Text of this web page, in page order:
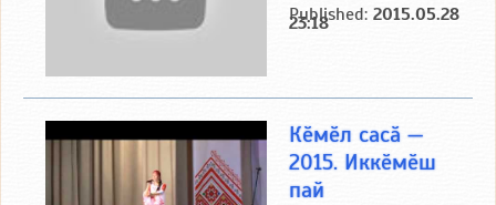
Published: 2015.05.28
23:18
Кӗмӗл сасӑ —
2015. Иккӗмӗш
пай